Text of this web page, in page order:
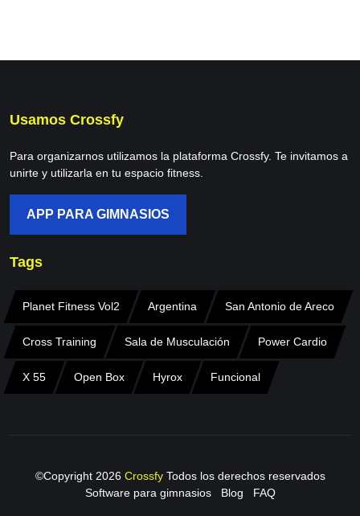
Usamos Crossfy
Para organizarnos utilizamos la plataforma Crossfy. Te invitamos a
unirte y utilizarla en tu espacio fitness.
APP PARA GIMNASIOS
Tags
Planet Fitness Vol2 Argentina San Antonio de Areco
Cross Training Sala de Musculación Power Cardio
X 55 Open Box Hyrox Funcional
©Copyright 2026 Crossfy Todos los derechos reservados
Software para gimnasios
Blog FAQ